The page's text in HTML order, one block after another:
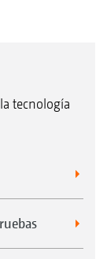
tecnología